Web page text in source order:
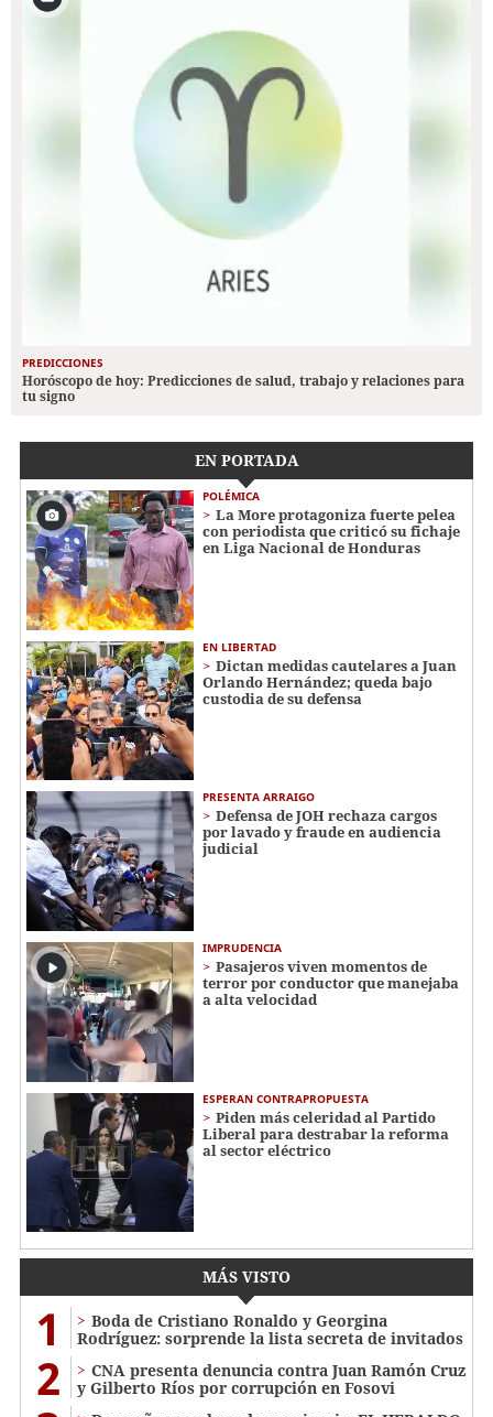
PREDICCIONES
Horóscopo de hoy: Predicciones de salud, trabajo y relaciones para
tu signo
EN PORTADA
POLÉMICA
La More protagoniza fuerte pelea
con periodista que criticó su fichaje
en Liga Nacional de Honduras
EN LIBERTAD
Dictan medidas cautelares a Juan
Orlando Hernández; queda bajo
custodia de su defensa
PRESENTA ARRAIGO
Defensa de JOH rechaza cargos
por lavado y fraude en audiencia
judicial
IMPRUDENCIA
Pasajeros viven momentos de
terror por conductor que manejaba
a alta velocidad
ESPERAN CONTRAPROPUESTA
Piden más celeridad al Partido
Liberal para destrabar la reforma
al sector eléctrico
MÁS VISTO
1
Boda de Cristiano Ronaldo y Georgina
Rodríguez: sorprende la lista secreta de invitados
2
CNA presenta denuncia contra Juan Ramón Cruz
y Gilberto Ríos por corrupción en Fosovi